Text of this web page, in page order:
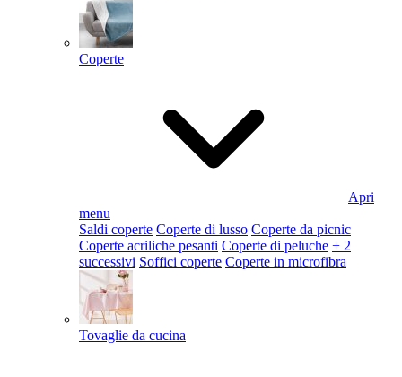
Coperte
Apri
menu
Saldi coperte Coperte di lusso Coperte da picnic
Coperte acriliche pesanti Coperte di peluche + 2
successivi Soffici coperte Coperte in microfibra
Tovaglie da cucina